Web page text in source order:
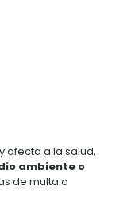
afecta a la salud,
ambiente o
de multa o